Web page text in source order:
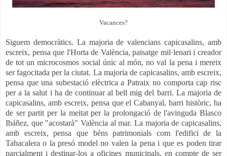
Vacances?
Siguem democràtics. La majoria de valencians capicasalins, amb
escreix, pensa que l'Horta de València, paisatge mil·lenari i creador
de tot un microcosmos social únic al món, no val la pena i mereix
ser fagocitada per la ciutat. La majoria de capicasalins, amb escreix,
pensa que una subestació elèctrica a Patraix no comporta cap risc
per a la salut i ha de continuar al bell mig del barri. La majoria de
capicasalins, amb escreix, pensa que el Cabanyal, barri històric, ha
de ser partit per la meitat per la prolongació de l'avinguda Blasco
Ibáñez, que "acostarà" València al mar. La majoria de capicasalins,
amb escreix, pensa que béns patrimonials com l'edifici de la
Tabacalera o la presó model no valen la pena i que es poden tirar
parcialment i destinar-los a oficines municipals, en compte de ser